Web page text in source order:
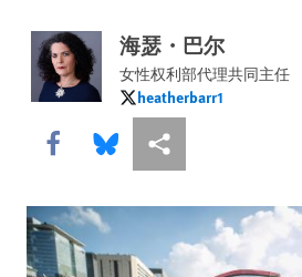
海瑟・巴尔
女性权利部代理共同主任
heatherbarr1
heatherbarr1
Share this via Facebook
Share this via Bluesky
More sharing options